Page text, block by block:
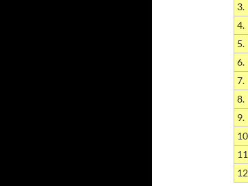
3.
4.
5.
6.
7.
8.
9.